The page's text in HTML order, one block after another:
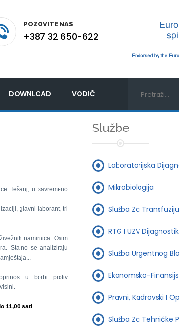
POZOVITE NAS
+387 32 650-622
DOWNLOAD VODIČ
Tešanj, u savremeno
glavni laborant, tri
namirnica. Osim
Stalno se analiziraju
u borbi protiv
11,00 sati
Službe
Laboratorijska
Mikrobiologija
Služba Za
RTG I UZV
Služba Urgentnog
Ekonomsko-
Pravni, Kadrovski I
Služba Za Tehničke